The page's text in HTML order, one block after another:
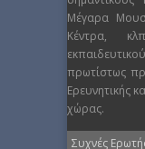
Μέγαρα
Κέντρα,
πρωτίστως
Ερευνητικής
χώρας.
Συχνές